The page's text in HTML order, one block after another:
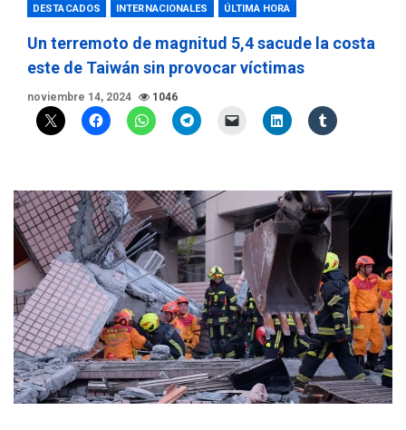
DESTACADOS INTERNACIONALES ÚLTIMA HORA
Un terremoto de magnitud 5,4 sacude la costa
este de Taiwán sin provocar víctimas
noviembre 14, 2024 1046